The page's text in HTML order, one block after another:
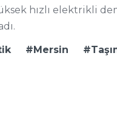
hızlı elektrikli
Mersin